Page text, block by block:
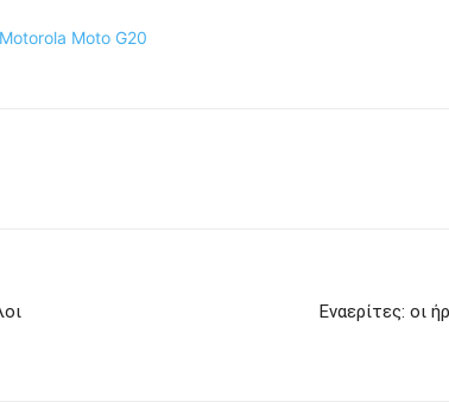
Motorola Moto G20
Εναερίτες: οι